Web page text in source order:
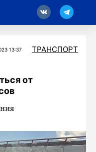
13:37 ТРАНСПОРТ
от